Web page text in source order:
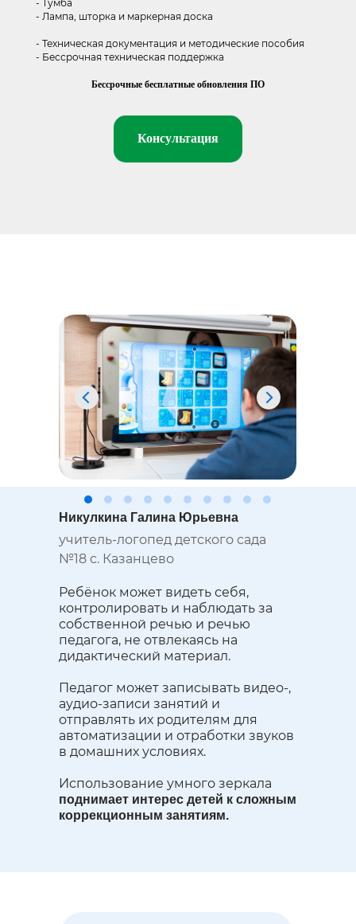
- Тумба
- Лампа, шторка и маркерная доска
- Техническая документация и методические пособия
- Бессрочная техническая поддержка
Бессрочные бесплатные обновления ПО
Консультация
Никулкина Галина Юрьевна
учитель-логопед детского сада
№18 с. Казанцево
Ребёнок может видеть себя,
контролировать и наблюдать за
собственной речью и речью
педагога, не отвлекаясь на
дидактический материал.
Педагог может записывать видео-,
аудио-записи занятий и
отправлять их родителям для
автоматизации и отработки звуков
в домашних условиях.
Использование умного зеркала
поднимает интерес детей к сложным
коррекционным занятиям.